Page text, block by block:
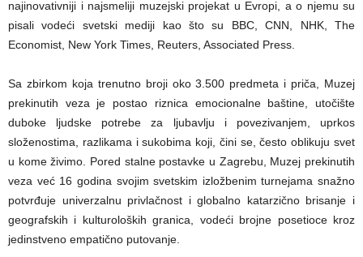
najinovativniji i najsmeliji muzejski projekat u Evropi, a o njemu su
pisali vodeći svetski mediji kao što su BBC, CNN, NHK, The
Economist, New York Times, Reuters, Associated Press.
Sa zbirkom koja trenutno broji oko 3.500 predmeta i priča, Muzej
prekinutih veza je postao riznica emocionalne baštine, utočište
duboke ljudske potrebe za ljubavlju i povezivanjem, uprkos
složenostima, razlikama i sukobima koji, čini se, često oblikuju svet
u kome živimo. Pored stalne postavke u Zagrebu, Muzej prekinutih
veza već 16 godina svojim svetskim izložbenim turnejama snažno
potvrđuje univerzalnu privlačnost i globalno katarzično brisanje i
geografskih i kulturoloških granica, vodeći brojne posetioce kroz
jedinstveno empatično putovanje.